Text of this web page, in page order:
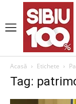
Acasă Etichete
Tag: